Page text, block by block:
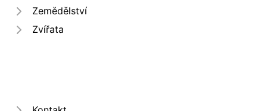
Zemědělství
Zvířata